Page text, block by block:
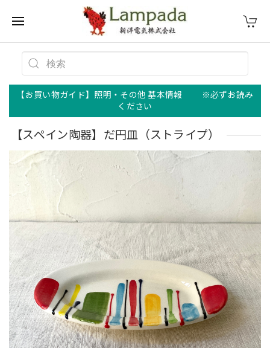
【お買い物ガイド】照明・その他 基本情報 ※必ずお読み
ください
【スペイン陶器】だ円皿（ストライプ）